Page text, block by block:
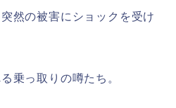
然の被害にショックを受け
乗っ取りの噂たち。